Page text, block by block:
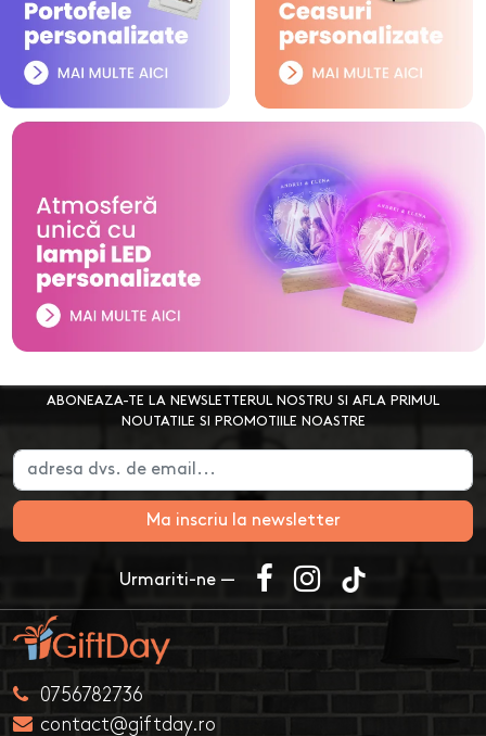
ABONEAZA-TE LA NEWSLETTERUL NOSTRU SI AFLA PRIMUL
NOUTATILE SI PROMOTIILE NOASTRE
Ma inscriu la newsletter
Urmariti-ne —
0756782736
contact@giftday.ro